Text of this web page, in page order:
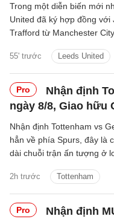
55' trước Leeds United
Trong một diễn biến mới
United đã ký hợp đồng với
Trafford từ Manchester
sung.
Pro
Nhận định
ngày 8/8, Giao hữu
2h trước Tottenham
Nhận định Tottenham vs
hẳn về phía Spurs, đây là
dài chuỗi trận ấn tượng ở
Pro
Nhận định